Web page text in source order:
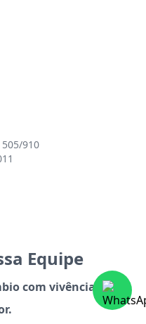
910
Equipe
com vivência no